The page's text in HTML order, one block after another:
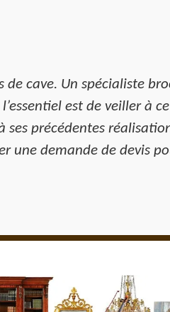
cave. Un spécialiste
est de veiller à
ses précédentes
une demande de devis